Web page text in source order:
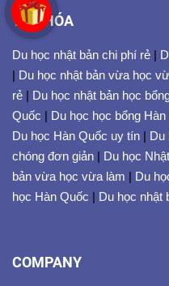
TỪ KHÓA
Du học nhật bản chi phí rẻ |
| Du học nhật bản vừa học
rẻ | Du học nhật bản học
Quốc | Du học học bổng Hàn
Du học Hàn Quốc uy tín | Du
chóng đơn giản | Du học
bản vừa học vừa làm | Du
học Hàn Quốc | Du học nhật
COMPANY